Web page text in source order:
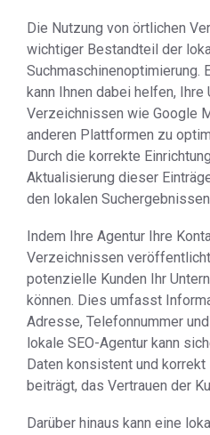
Die Nutzung von örtlichen
wichtiger Bestandteil der
Suchmaschinenoptimierung.
kann Ihnen dabei helfen, Ihre
Verzeichnissen wie Google
anderen Plattformen zu
Durch die korrekte
Aktualisierung dieser
den lokalen
Indem Ihre Agentur Ihre
Verzeichnissen
potenzielle Kunden Ihr
können. Dies umfasst
Adresse, Telefonnummer
lokale SEO-Agentur kann
Daten konsistent und
beiträgt, das Vertrauen der
Darüber hinaus kann eine